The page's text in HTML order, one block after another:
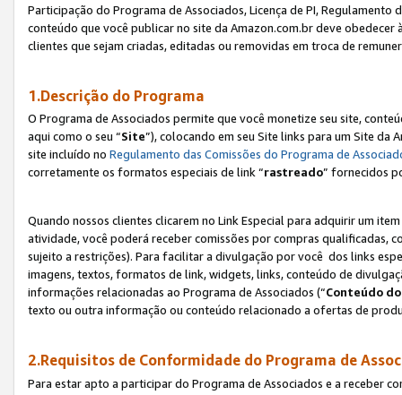
Participação do Programa de Associados, Licença de PI,
conteúdo que você publicar no site da Amazon.com.br deve
clientes que sejam criadas, editadas ou removidas em troca de
1.Descrição do Programa
O Programa de Associados permite que você monetize seu site,
aqui como o seu “Site”), colocando em seu Site links para um Site da
site incluído no Regulamento das Comissões do Programa de
corretamente os formatos especiais de link “rastreado” fornecidos
Quando nossos clientes clicarem no Link Especial para adquirir um
atividade, você poderá receber comissões por compras qualificadas,
sujeito a restrições). Para facilitar a divulgação por você dos links
imagens, textos, formatos de link, widgets, links, conteúdo de
informações relacionadas ao Programa de Associados (“Conteúdo
texto ou outra informação ou conteúdo relacionado a ofertas de
2.Requisitos de Conformidade do Programa de
Para estar apto a participar do Programa de Associados e a receber